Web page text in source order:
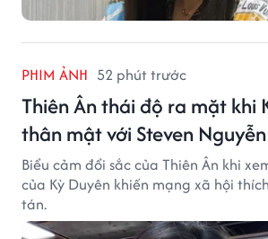
PHIM ẢNH 52 phút trước
Thiên Ân thái độ ra mặt khi
thân mật với Steven Nguyễn
Biểu cảm đổi sắc của Thiên Ân khi
của Kỳ Duyên khiến mạng xã hội
tán.